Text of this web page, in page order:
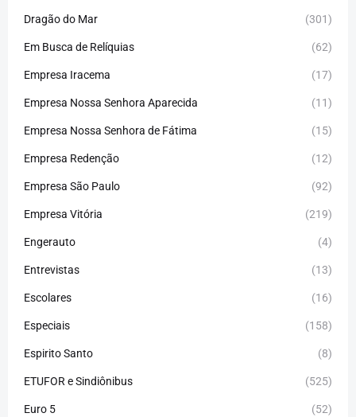
Dragão do Mar (301)
Em Busca de Relíquias (62)
Empresa Iracema (17)
Empresa Nossa Senhora Aparecida (11)
Empresa Nossa Senhora de Fátima (15)
Empresa Redenção (12)
Empresa São Paulo (92)
Empresa Vitória (219)
Engerauto (4)
Entrevistas (13)
Escolares (16)
Especiais (158)
Espirito Santo (8)
ETUFOR e Sindiônibus (525)
Euro 5 (52)